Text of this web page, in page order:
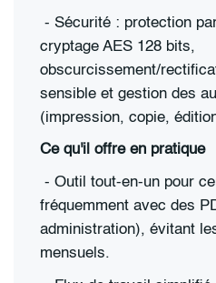
- Sécurité : protection
cryptage AES 128 bits,
obscurcissement/
sensible et gestion des
(impression, copie,
Ce qu'il offre en pratique
- Outil tout-en-un pour
fréquemment avec des
administration), évitant
mensuels.